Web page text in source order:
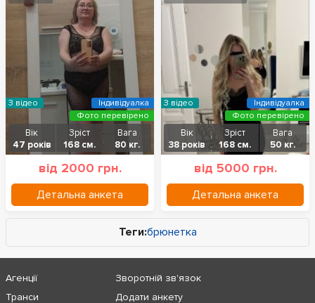
Вік
47 років
Зріст
168 см.
Вага
80 кг.
від 2000 грн.
Детальна анкета
З відео
Фото перевірено
Індивідуалка
Вік
38 років
Зріст
168 см.
Вага
50 кг.
від 5000 грн.
Детальна анкета
З відео
Фото перевірено
Індивідуалка
Теги:брюнетка
Агенції
Транси
Зворотній зв'язок
Додати анкету